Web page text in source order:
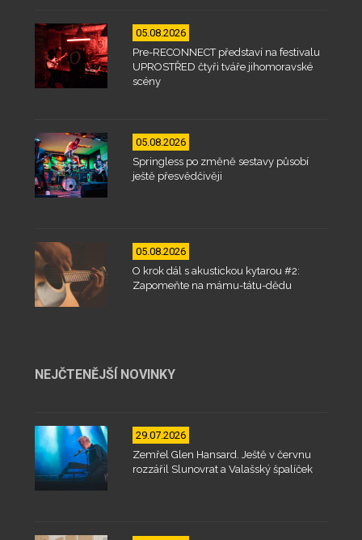
05.08.2026
Pre-RECONNECT představí na festivalu
UPROSTŘED čtyři tváře jihomoravské
scény
05.08.2026
Springless po změně sestavy působí
ještě přesvědčivěji
05.08.2026
O krok dál s akustickou kytarou #2:
Zapomeňte na mámu-tátu-dědu
NEJČTENĚJŠÍ NOVINKY
29.07.2026
Zemřel Glen Hansard. Ještě v červnu
rozzářil Slunovrat a Valašský špalíček